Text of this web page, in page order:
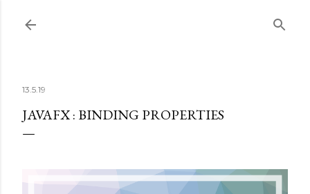
13.5.19
JAVAFX : BINDING PROPERTIES